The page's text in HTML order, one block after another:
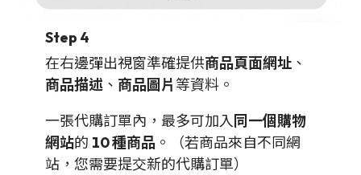
Step 4
在右邊彈出視窗準確提供商品頁面網址 、
商品描述 、 商品圖片 等資料。
一張代購訂單內，最多可加入同一個購物
網站的 10 種商品 。（若商品來自不同網
站，您需要提交新的代購訂單）